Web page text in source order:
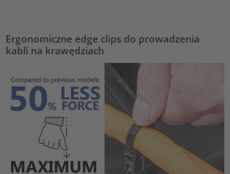
Ergonomiczne edge clips do prowadzenia
kabli na krawędziach